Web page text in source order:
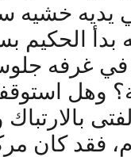
يديه خشيه
الحكيم
في غرفه
وهل
فقد كان